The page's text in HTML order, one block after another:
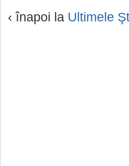
‹ înapoi la Ultimele